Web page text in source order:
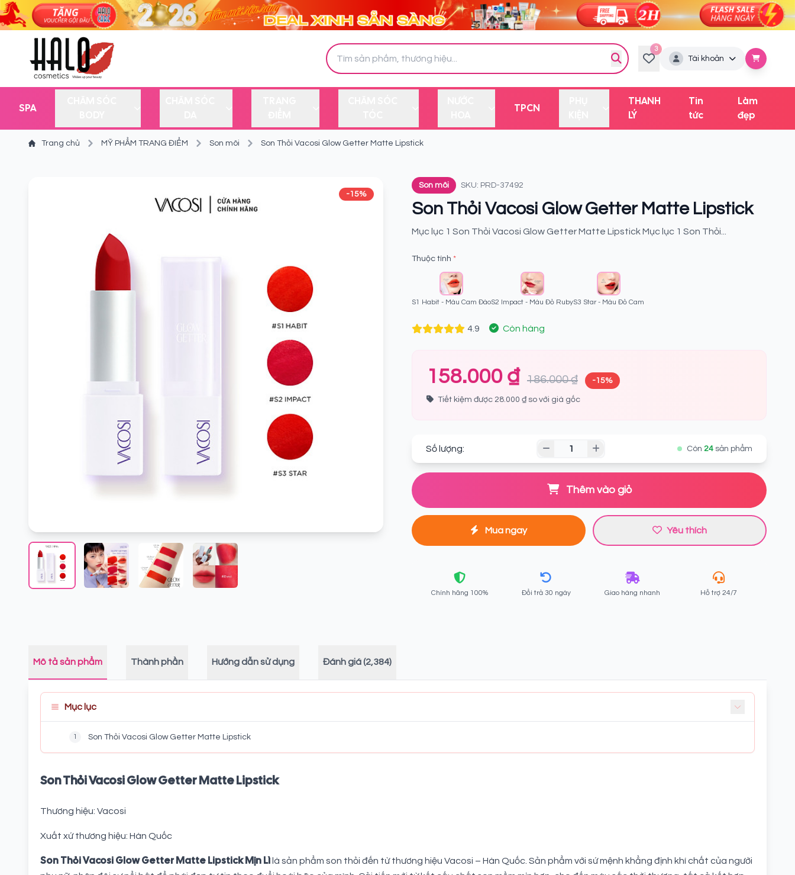
3
Tài khoản
SPA TPCN
THANH
LÝ
Tin
tức
Làm
đẹp
Trang chủ MỸ PHẨM TRANG ĐIỂM Son môi Son Thỏi Vacosi Glow Getter Matte Lipstick
-15%
Son môi SKU: PRD-37492
Son Thỏi Vacosi Glow Getter Matte Lipstick
Mục lục 1 Son Thỏi Vacosi Glow Getter Matte Lipstick Mục lục 1 Son Thỏi...
Thuộc tính *
S1 Habit - Màu Cam ĐàoS2 Impact - Màu Đỏ RubyS3 Star - Màu Đỏ Cam
4.9 Còn hàng
158.000 ₫ 186.000 ₫ -15%
Tiết kiệm được 28.000 ₫ so với giá gốc
Số lượng: Còn 24 sản phẩm
Thêm vào giỏ
Mua ngay Yêu thích
Chính hãng 100% Đổi trả 30 ngày Giao hàng nhanh Hỗ trợ 24/7
Mô tả sản phẩm Thành phần Hướng dẫn sử dụng Đánh giá (2,384)
Mục lục
1 Son Thỏi Vacosi Glow Getter Matte Lipstick
Son Thỏi Vacosi Glow Getter Matte Lipstick
Thương hiệu: Vacosi
Xuất xứ thương hiệu: Hàn Quốc
Son Thỏi Vacosi Glow Getter Matte Lipstick Mịn Lì là sản phẩm son thỏi đến từ thương hiệu Vacosi – Hàn Quốc. Sản phẩm với sứ mệnh khẳng định khí chất của người